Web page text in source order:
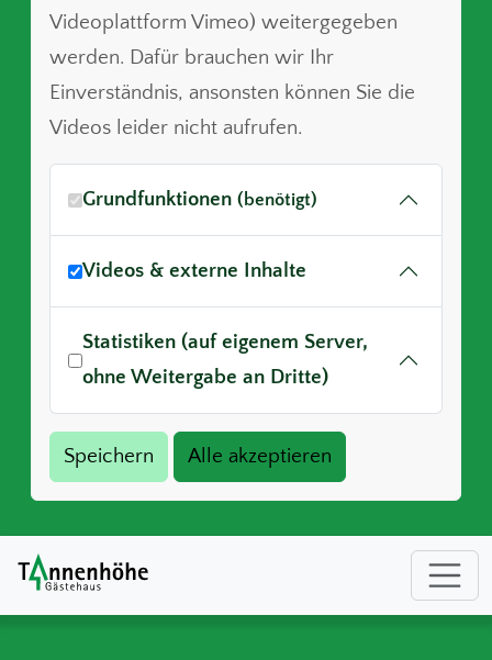
Videoplattform Vimeo) weitergegeben
werden. Dafür brauchen wir Ihr
Einverständnis, ansonsten können Sie die
Videos leider nicht aufrufen.
Grundfunktionen (benötigt)
Videos & externe Inhalte
Statistiken (auf eigenem Server,
ohne Weitergabe an Dritte)